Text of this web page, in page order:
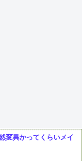
変異かってくらいメイ